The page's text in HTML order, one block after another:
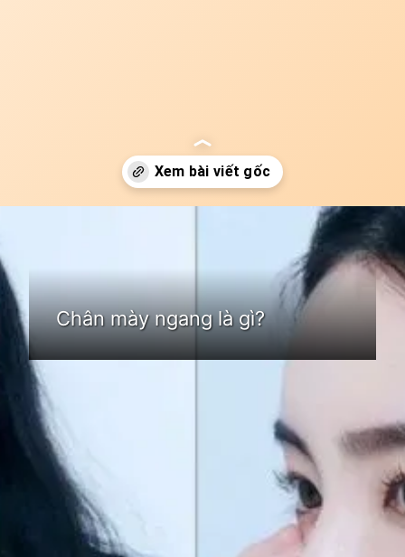
https://idep.edu.vn/chan-may-ngang-83
Chân mày ngang là gì?